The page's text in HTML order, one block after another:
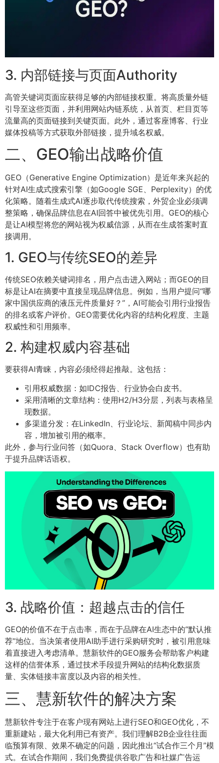
3. 内部链接与页面Authority
高管关键词页面应获得足够的内部链接权重。将高质量外链
引导至这些页面，并利用网站内链系统，从首页、栏目页等
流量高的页面链接到关键页面。此外，通过客座博客、行业
媒体投稿等方式获取外部链接，提升域名权威。
二、GEO输出战略价值
GEO（Generative Engine Optimization）是近年来兴起的
针对AI生成式搜索引擎（如Google SGE、Perplexity）的优
化策略。随着生成式AI逐步取代传统搜索，外贸企业必须调
整策略，确保品牌信息在AI回答中被优先引用。GEO的核心
是让AI模型将您的网站视为权威信源，从而在生成答案时直
接调用。
1. GEO与传统SEO的差异
传统SEO依赖关键词排名，用户点击进入网站；而GEO的目
标是让AI在摘要中直接呈现品牌信息。例如，当用户提问“哪
家中国供应商的液压元件质量好？”，AI可能会引用行业报告
的排名或客户评价。GEO需要优化内容的结构化程度、主题
权威性和引用频率。
2. 构建权威内容基础
要获得AI青睐，内容必须经得起推敲。这包括：
引用权威数据：如IDC报告、行业协会白皮书。
采用清晰的文章结构：使用H2/H3分层，列表与表格呈
现数据。
多渠道分发：在LinkedIn、行业论坛、新闻稿中同步内
容，增加被引用的概率。
此外，参与行业问答（如Quora、Stack Overflow）也有助
于提升品牌话语权。
3. 战略价值：超越点击的信任
GEO的价值不在于点击率，而在于品牌在AI生态中的“默认推
荐”地位。当决策者使用AI助手进行采购研究时，被引用意味
着直接进入考虑清单。慧新软件的GEO服务会帮助客户构建
这样的信誉体系，通过技术手段提升网站的结构化数据质
量、实体链接丰富度以及内容的相关性。
三、慧新软件的解决方案
慧新软件专注于在客户现有网站上进行SEO和GEO优化，不
重新建站，最大化利用已有资产。我们理解B2B企业往往面
临预算有限、效果不确定的问题，因此推出“试合作三个月”模
式。在试合作期间，我们免费提供谷歌广告和社媒广告运